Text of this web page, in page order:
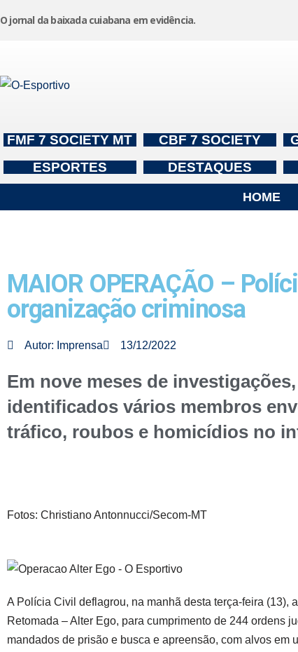
o
O jornal da baixada cuiabana em evidência.
FMF 7 SOCIETY MT CBF 7 SOCIETY
ESPORTES
DESTAQUES
HOME
MAIOR OPERAÇÃO –
organização criminosa
Autor: Imprensa 13/12/2022
Em nove meses de
identificados vários membros
tráfico, roubos e homicídios no
Fotos: Christiano Antonnucci/Secom-MT
A Polícia Civil deflagrou, na manhã desta terça-feira (13),
Retomada – Alter Ego, para cumprimento de 244 ordens
mandados de prisão e busca e apreensão, com alvos em